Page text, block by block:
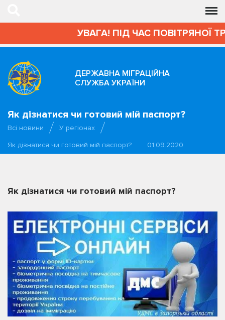
УВАГА! ПІД ЧАС ПОВІТРЯНОЇ
ДЕРЖАВНА МІГРАЦІЙНА
СЛУЖБА УКРАЇНИ
Як дізнатися чи готовий мій паспорт?
Всі новини
У регіонах
Як дізнатися чи готовий мій паспорт?
01.09.2020
Як дізнатися чи готовий мій паспорт?